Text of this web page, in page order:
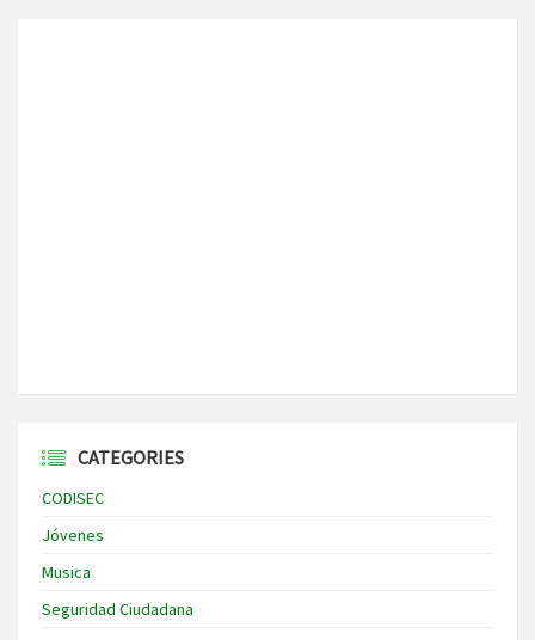
CATEGORIES
CODISEC
Jóvenes
Musica
Seguridad Ciudadana